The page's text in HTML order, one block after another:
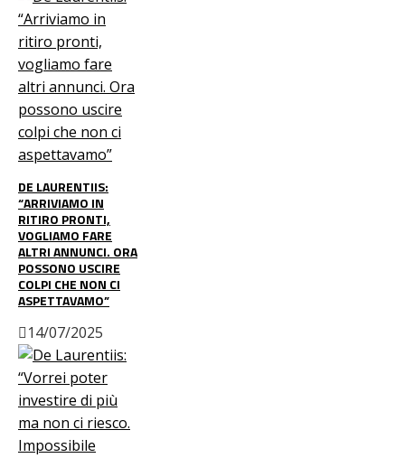
DE LAURENTIIS:
“ARRIVIAMO IN
RITIRO PRONTI,
VOGLIAMO FARE
ALTRI ANNUNCI. ORA
POSSONO USCIRE
COLPI CHE NON CI
ASPETTAVAMO”
14/07/2025